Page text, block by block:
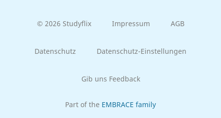
© 2026 Studyflix Impressum AGB
Datenschutz Datenschutz-Einstellungen
Gib uns Feedback
Part of the EMBRACE family